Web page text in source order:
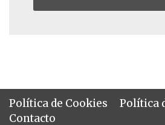
Política de Cookies
Política
Contacto